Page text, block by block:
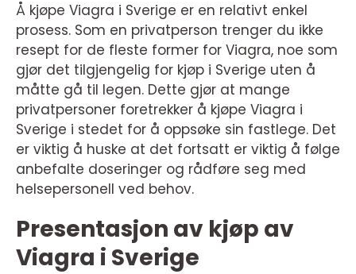
Å kjøpe Viagra i Sverige er en relativt enkel
prosess. Som en privatperson trenger du ikke
resept for de fleste former for Viagra, noe som
gjør det tilgjengelig for kjøp i Sverige uten å
måtte gå til legen. Dette gjør at mange
privatpersoner foretrekker å kjøpe Viagra i
Sverige i stedet for å oppsøke sin fastlege. Det
er viktig å huske at det fortsatt er viktig å følge
anbefalte doseringer og rådføre seg med
helsepersonell ved behov.
Presentasjon av kjøp av
Viagra i Sverige